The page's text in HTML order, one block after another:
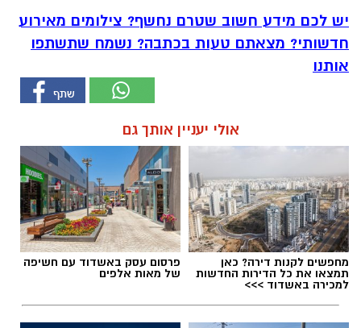
יש לכם מידע חשוב שטרם נחשף? צילומים מאירוע
חדשותי? מצאתם טעות בכתבה? נשמח שתשתפו
אותנו
אולי יעניין אותך גם
מחפשים לקנות דירה? כאן
תמצאו את כל הדירות החדשות
למכירה באשדוד >>>
פרסום עסק באשדוד עם חשיפה
של מאות אלפים